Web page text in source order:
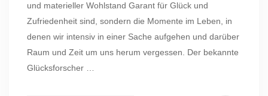
und materieller Wohlstand Garant für Glück und
Zufriedenheit sind, sondern die Momente im Leben, in
denen wir intensiv in einer Sache aufgehen und darüber
Raum und Zeit um uns herum vergessen. Der bekannte
Glücksforscher …